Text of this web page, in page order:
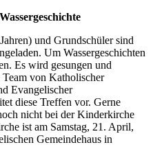
und Grundschüler sind
Um Wassergeschichten
Es wird gesungen und
Team von Katholischer
Evangelischer
diese Treffen vor. Gerne
nicht bei der Kinderkirche
ist am Samstag, 21. April,
Gemeindehaus in